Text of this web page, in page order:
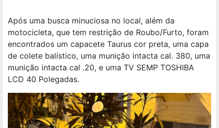
Após uma busca minuciosa no local, além da
motocicleta, que tem restrição de Roubo/Furto, foram
encontrados um capacete Taurus cor preta, uma capa
de colete balístico, uma munição intacta cal. 380, uma
munição intacta cal .20, e uma TV SEMP TOSHIBA
LCD 40 Polegadas.